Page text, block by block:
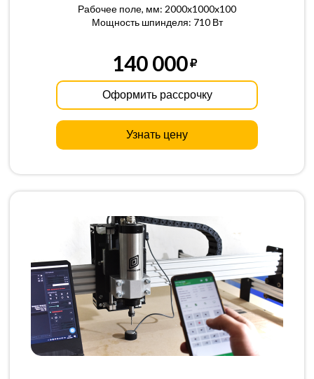
Рабочее поле, мм: 2000x1000x100
Мощность шпинделя: 710 Вт
140 000
Оформить рассрочку
Узнать цену